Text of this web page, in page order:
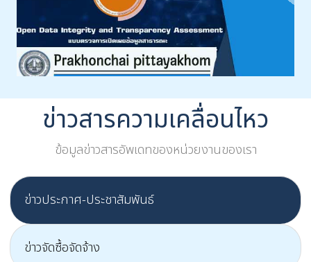
ข่าวสารความเคลื่อนไหว
ข้อมูลข่าวสารอัพเดทของหน่วยงานของเรา
ข่าวประกาศ-ประชาสัมพันธ์
ข่าวจัดซื้อจัดจ้าง